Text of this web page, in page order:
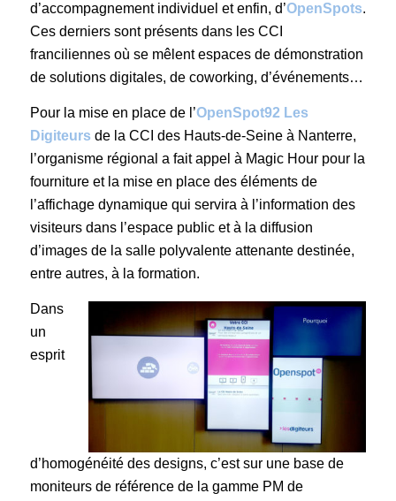
d’accompagnement individuel et enfin, d’OpenSpots.
Ces derniers sont présents dans les CCI
franciliennes où se mêlent espaces de démonstration
de solutions digitales, de coworking, d’événements…
Pour la mise en place de l’OpenSpot92 Les
Digiteurs de la CCI des Hauts-de-Seine à Nanterre,
l’organisme régional a fait appel à Magic Hour pour la
fourniture et la mise en place des éléments de
l’affichage dynamique qui servira à l’information des
visiteurs dans l’espace public et à la diffusion
d’images de la salle polyvalente attenante destinée,
entre autres, à la formation.
Dans
un
esprit
d’homogénéité des designs, c’est sur une base de
moniteurs de référence de la gamme PM de